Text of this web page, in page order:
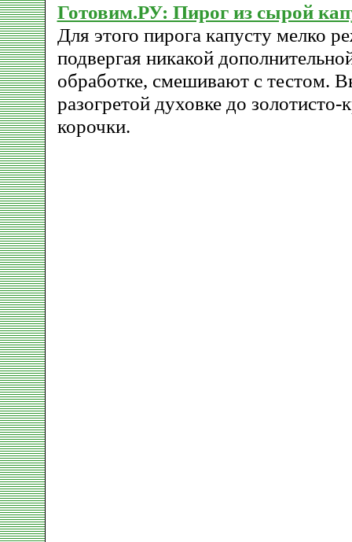
Готовим.РУ: Пирог из сырой
Для этого пирога капусту мелко
подвергая никакой
обработке, смешивают с тестом.
разогретой духовке до золотисто-
корочки.